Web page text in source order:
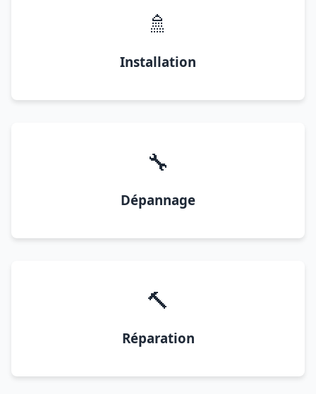
🚿
Installation
🔧
Dépannage
🔨
Réparation